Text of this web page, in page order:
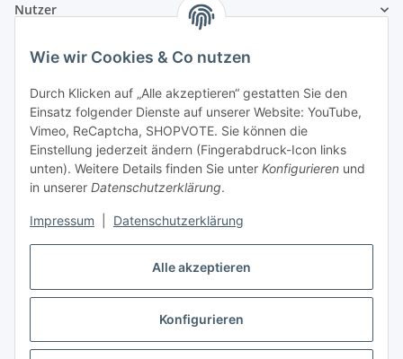
Alle akzeptieren
Konfigurieren
Wie wir Cookies & Co nutzen
Durch Klicken auf „Alle akzeptieren“ gestatten Sie den
Einsatz folgender Dienste auf unserer Website: YouTube,
Vimeo, ReCaptcha, SHOPVOTE. Sie können die
Einstellung jederzeit ändern (Fingerabdruck-Icon links
unten). Weitere Details finden Sie unter Konfigurieren und
in unserer Datenschutzerklärung.
Impressum Datenschutzerklärung
Nutzer